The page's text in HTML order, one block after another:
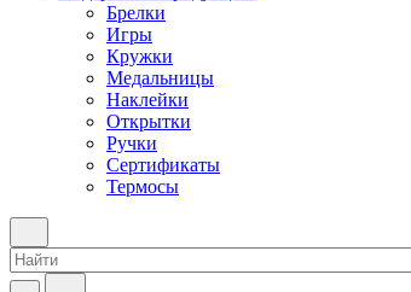
Брелки
Игры
Кружки
Медальницы
Наклейки
Открытки
Ручки
Сертификаты
Термосы